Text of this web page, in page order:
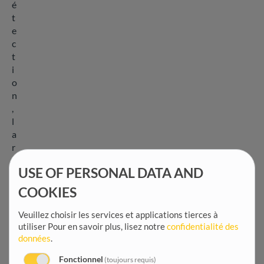
é
t
e
c
t
i
o
n
,
l
a
r
é
USE OF PERSONAL DATA AND
COOKIES
Veuillez choisir les services et applications tierces à
utiliser Pour en savoir plus, lisez notreconfidentialité des
données.
Fonctionnel (toujours requis)